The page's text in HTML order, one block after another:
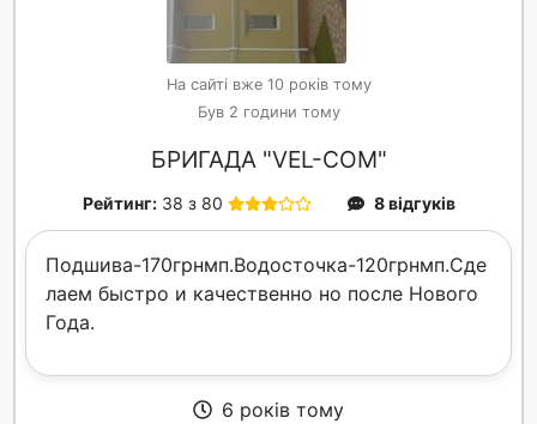
На сайті вже 10 років тому
Був 2 години тому
БРИГАДА "VEL-COM"
Рейтинг: 38 з 80 8 відгуків
Подшива-170грнмп.Водосточка-120грнмп.Сде
лаем быстро и качественно но после Нового
Года.
6 років тому